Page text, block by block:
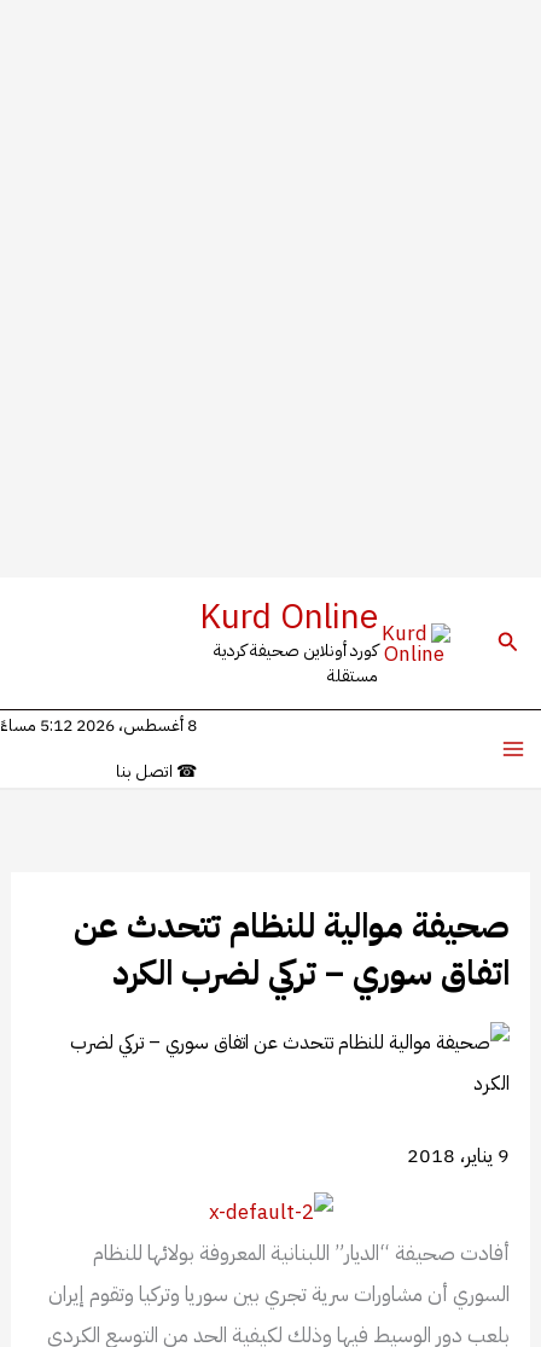
البحث Kurd Online
كورد أونلاين صحيفة كردية
مستقلة
8 أغسطس، 2026 5:12 مساءً
☎ اتصل بنا
صحيفة موالية للنظام تتحدث عن
اتفاق سوري – تركي لضرب الكرد
9 يناير، 2018
أفادت صحيفة “الديار” اللبنانية المعروفة بولائها للنظام
السوري أن مشاورات سرية تجري بين سوريا وتركيا وتقوم إيران
بلعب دور الوسيط فيها وذلك لكيفية الحد من التوسع الكردي